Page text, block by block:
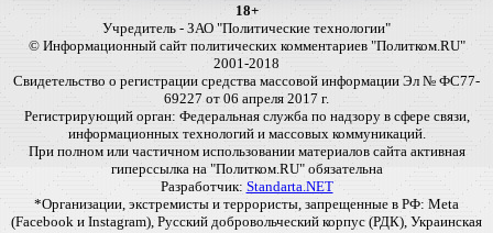
18+
Учредитель - ЗАО "Политические технологии"
© Информационный сайт политических комментариев "Политком.RU"
2001-2018
Свидетельство о регистрации средства массовой информации Эл № ФС77-
69227 от 06 апреля 2017 г.
Регистрирующий орган: Федеральная служба по надзору в сфере связи,
информационных технологий и массовых коммуникаций.
При полном или частичном использовании материалов сайта активная
гиперссылка на "Политком.RU" обязательна
Разработчик: Standarta.NET
*Организации, экстремисты и террористы, запрещенные в РФ: Meta
(Facebook и Instagram), Русский добровольческий корпус (РДК), Украинская